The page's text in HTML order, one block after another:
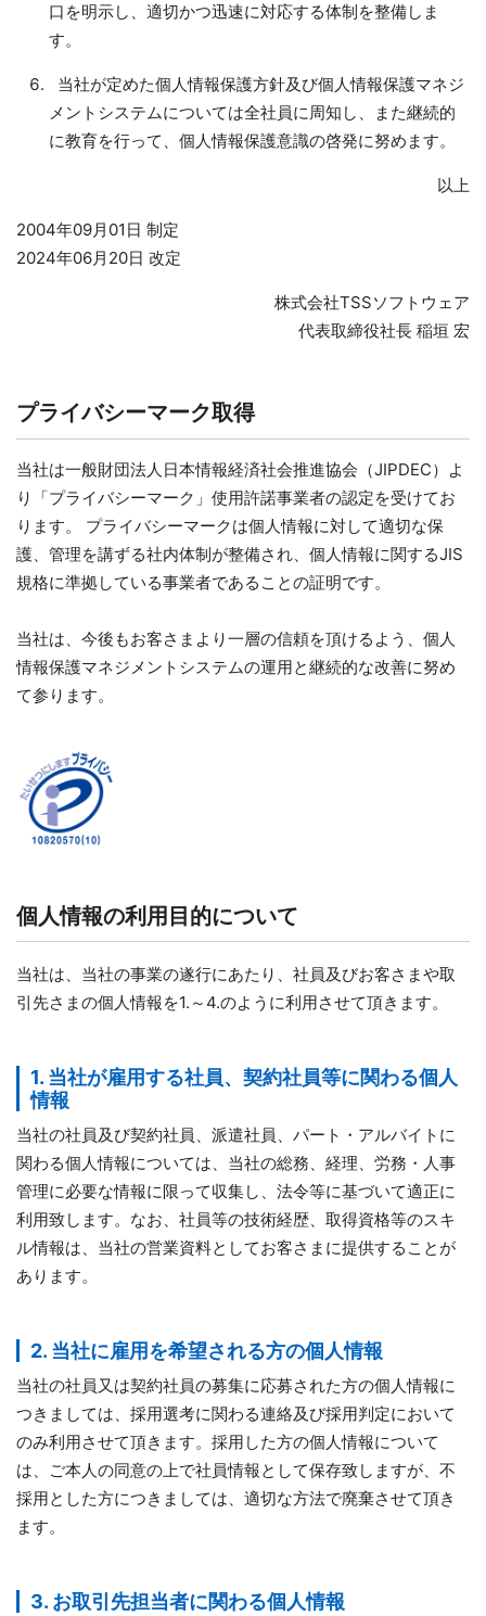
口を明示し、適切かつ迅速に対応する体制を整備しま
す。
当社が定めた個人情報保護方針及び個人情報保護マネジ
メントシステムについては全社員に周知し、また継続的
に教育を行って、個人情報保護意識の啓発に努めます。
以上
2004年09月01日 制定
2024年06月20日 改定
株式会社TSSソフトウェア
代表取締役社長 稲垣 宏
プライバシーマーク取得
当社は一般財団法人日本情報経済社会推進協会（JIPDEC）よ
り「プライバシーマーク」使用許諾事業者の認定を受けてお
ります。 プライバシーマークは個人情報に対して適切な保
護、管理を講ずる社内体制が整備され、個人情報に関するJIS
規格に準拠している事業者であることの証明です。
当社は、今後もお客さまより一層の信頼を頂けるよう、個人
情報保護マネジメントシステムの運用と継続的な改善に努め
て参ります。
個人情報の利用目的について
当社は、当社の事業の遂行にあたり、社員及びお客さまや取
引先さまの個人情報を1.～4.のように利用させて頂きます。
1. 当社が雇用する社員、契約社員等に関わる個人
情報
当社の社員及び契約社員、派遣社員、パート・アルバイトに
関わる個人情報については、当社の総務、経理、労務・人事
管理に必要な情報に限って収集し、法令等に基づいて適正に
利用致します。なお、社員等の技術経歴、取得資格等のスキ
ル情報は、当社の営業資料としてお客さまに提供することが
あります。
2. 当社に雇用を希望される方の個人情報
当社の社員又は契約社員の募集に応募された方の個人情報に
つきましては、採用選考に関わる連絡及び採用判定において
のみ利用させて頂きます。採用した方の個人情報について
は、ご本人の同意の上で社員情報として保存致しますが、不
採用とした方につきましては、適切な方法で廃棄させて頂き
ます。
3. お取引先担当者に関わる個人情報